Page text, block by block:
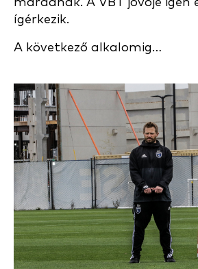
ígérkezik.
A következő alkalomig…